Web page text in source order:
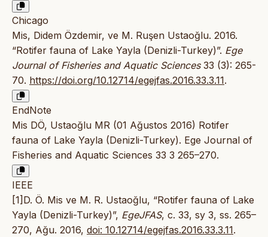
Chicago
Mis, Didem Özdemir, ve M. Ruşen Ustaoğlu. 2016.
“Rotifer fauna of Lake Yayla (Denizli-Turkey)”. Ege
Journal of Fisheries and Aquatic Sciences33 (3): 265-
70. https://doi.org/10.12714/egejfas.2016.33.3.11.
EndNote
Mis DÖ, Ustaoğlu MR (01 Ağustos 2016) Rotifer
fauna of Lake Yayla (Denizli-Turkey). Ege Journal of
Fisheries and Aquatic Sciences 33 3 265–270.
IEEE
[1]D. Ö. Mis ve M. R. Ustaoğlu, “Rotifer fauna of Lake
Yayla (Denizli-Turkey)”, EgeJFAS, c. 33, sy 3, ss. 265–
270, Ağu. 2016, doi: 10.12714/egejfas.2016.33.3.11.